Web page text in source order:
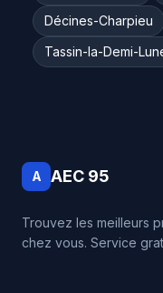
Décines-Charpieu
Tassin-la-Demi-
A AEC 95
Trouvez les meilleurs
chez vous. Service